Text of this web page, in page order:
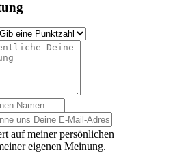
auf meiner persönlichen
eigenen Meinung.